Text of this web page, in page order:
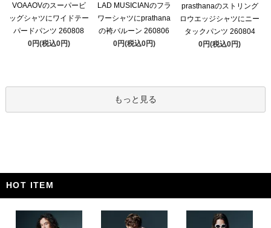
VOAAOVのスーパービ
ッグシャツにワイドテー
パードパンツ 260808
0円(税込0円)
LAD MUSICIANのフラ
ワーシャツにprathana
の袴バルーン 260806
0円(税込0円)
prasthanaのストリング
ロウエッジシャツにニー
タックパンツ 260804
0円(税込0円)
もっと見る
HOT ITEM